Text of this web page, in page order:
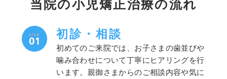
当院の小児矯正治療の流れ
初診・相談
初めてのご来院では、お子さまの歯並びや
噛み合わせについて丁寧にヒアリングを行
います。親御さまからのご相談内容や気に